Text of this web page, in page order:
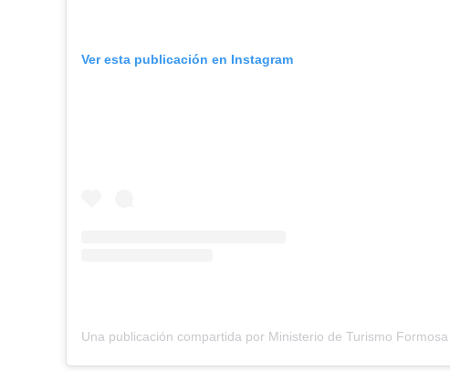
Ver esta publicación en Instagram